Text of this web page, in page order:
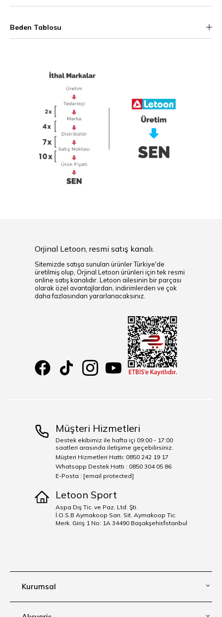
Beden Tablosu
Orjinal Letoon, resmi satış kanalı.
Sitemizde satışa sunulan ürünler Türkiye'de
üretilmiş olup, Orjinal Letoon ürünleri için tek resmi
online satış kanalıdır. Letoon ailesinin bir parçası
olarak özel avantajlardan, indirimlerden ve çok
daha fazlasından yararlanacaksınız.
Kurumsal
Müşteri Hizmetleri
Destek ekibimiz ile hafta içi 09:00 - 17:00
saatleri arasında iletişime geçebilirsiniz.
Müşteri Hizmetleri Hattı: 0850 242 19 17
Whatsapp Destek Hattı : 0850 304 05 86
E-Posta : [email protected]
Letoon Sport
Aspa Dış Tic. ve Paz. Ltd. Şti.
İ.O.S.B Aymakoop San. Sit. Aymakoop Tic.
Merk. Giriş 1 No: 1A 34490 Başakşehir/İstanbul